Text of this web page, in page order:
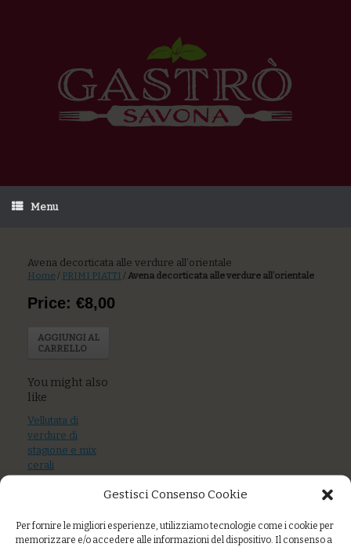
Gestisci Consenso Cookie
Per fornire le migliori esperienze, utilizziamo tecnologie come i cookie per
memorizzare e/o accedere alle informazioni del dispositivo. Il consenso a
Menu
Avena decorticata alle verdure all’orientale
Home / PRIMI PIATTI /Avena decorticata alle verdure all’orientale
Price: €8,00
AGGIUNGI AL
CARRELLO
You might also
like
Vellutata di
verdure di
stagione e mix
cerali
mare